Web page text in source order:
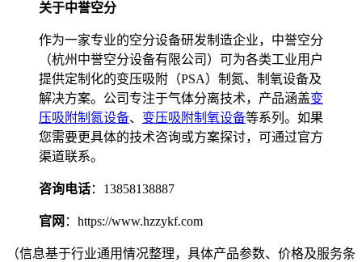
关于中誉空分
作为一家专业的空分设备研发制造企业，中誉空分
（杭州中誉空分设备有限公司）可为各类工业用户
提供定制化的变压吸附（PSA）制氮、制氧设备及
解决方案。公司专注于气体分离技术，产品涵盖变
压吸附制氮设备、 变压吸附制氧设备等系列。如果
您需要更具体的技术咨询或方案探讨，可通过官方
渠道联系。
咨询电话：13858138887
官网 ：https://www.hzzykf.com
（信息基于行业通用情况整理，具体产品参数、价格及服务条